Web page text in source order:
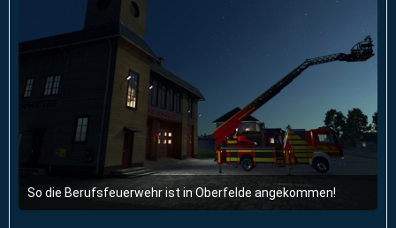
So die Berufsfeuerwehr ist in Oberfelde angekommen!
26. Februar 2026 um 19:58